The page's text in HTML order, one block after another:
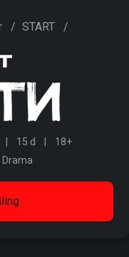
/ START /
15 d
18+
Drama